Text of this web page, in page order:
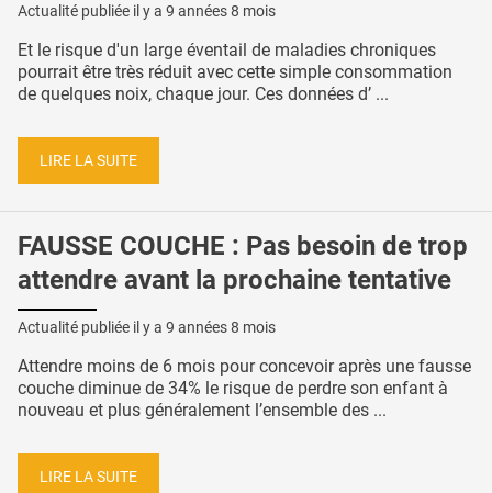
Actualité publiée il y a 9 années 8 mois
Et le risque d'un large éventail de maladies chroniques
pourrait être très réduit avec cette simple consommation
de quelques noix, chaque jour. Ces données d’ ...
LIRE LA SUITE
FAUSSE COUCHE : Pas besoin de trop
attendre avant la prochaine tentative
Actualité publiée il y a 9 années 8 mois
Attendre moins de 6 mois pour concevoir après une fausse
couche diminue de 34% le risque de perdre son enfant à
nouveau et plus généralement l’ensemble des ...
LIRE LA SUITE